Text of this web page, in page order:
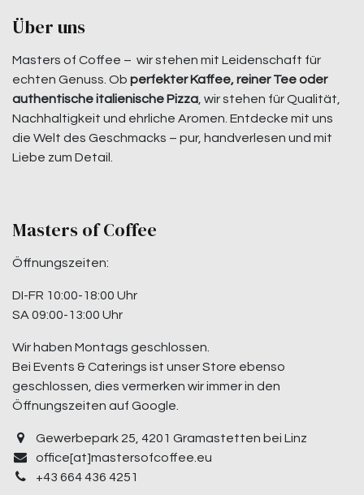
Über uns
Masters of Coffee – wir stehen mit Leidenschaft für
echten Genuss. Ob perfekter Kaffee, reiner Tee oder
authentische italienische Pizza , wir stehen für Qualität,
Nachhaltigkeit und ehrliche Aromen. Entdecke mit uns
die Welt des Geschmacks – pur, handverlesen und mit
Liebe zum Detail.
Masters of Coffee
Öffnungszeiten:
DI-FR 10:00-18:00 Uhr
SA 09:00-13:00 Uhr
Wir haben Montags geschlossen.
Bei Events & Caterings ist unser Store ebenso
geschlossen, dies vermerken wir immer in den
Öffnungszeiten auf Google.
Gewerbepark 25, 4201 Gramastetten bei Linz
office[at]mastersofcoffee.eu
+43 664 436 4251